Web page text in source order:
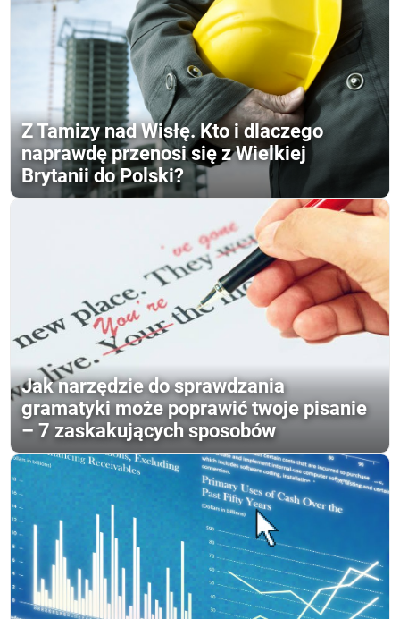
Z Tamizy nad Wisłę. Kto i dlaczego
naprawdę przenosi się z Wielkiej
Brytanii do Polski?
Jak narzędzie do sprawdzania
gramatyki może poprawić twoje pisanie
– 7 zaskakujących sposobów